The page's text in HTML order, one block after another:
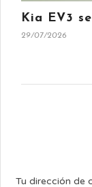
Kia EV3
29/07/2026
Tu dirección de